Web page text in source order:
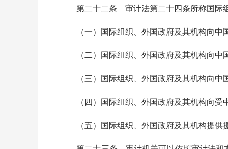
第二十二条 审计法第二十四条所称国际组
（一）国际组织、外国政府及其机构向中
（二）国际组织、外国政府及其机构向中
（三）国际组织、外国政府及其机构向中
（四）国际组织、外国政府及其机构向受
（五）国际组织、外国政府及其机构提供